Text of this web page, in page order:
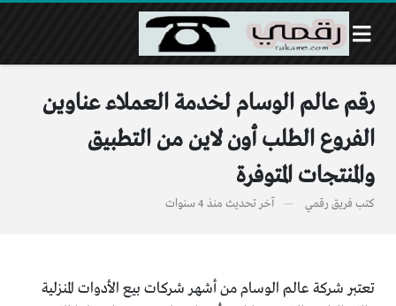
رقم عالم الوسام لخدمة العملاء عناوين
الفروع الطلب أون لاين من التطبيق
والمنتجات المتوفرة
كتب فريق رقمي آخر تحديث منذ 4 سنوات
تعتبر شركة عالم الوسام من أشهر شركات بيع الأدوات المنزلية